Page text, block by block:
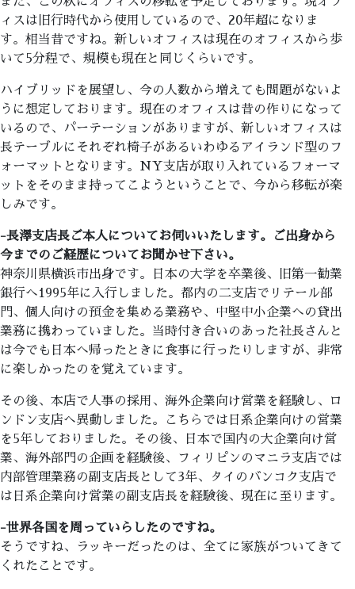
ィスは旧行時代から使用しているので、20年超になりま
す。相当昔ですね。新しいオフィスは現在のオフィスから歩
いて5分程で、規模も現在と同じくらいです。
ハイブリッドを展望し、今の人数から増えても問題がないよ
うに想定しております。現在のオフィスは昔の作りになって
いるので、パーテーションがありますが、新しいオフィスは
長テーブルにそれぞれ椅子があるいわゆるアイランド型のフ
ォーマットとなります。NY支店が取り入れているフォーマ
ットをそのまま持ってこようということで、今から移転が楽
しみです。
-長澤支店長ご本人についてお伺いいたします。ご出身から
今までのご経歴についてお聞かせ下さい。
神奈川県横浜市出身です。日本の大学を卒業後、旧第一勧業
銀行へ1995年に入行しました。都内の二支店でリテール部
門、個人向けの預金を集める業務や、中堅中小企業への貸出
業務に携わっていました。当時付き合いのあった社長さんと
は今でも日本へ帰ったときに食事に行ったりしますが、非常
に楽しかったのを覚えています。
その後、本店で人事の採用、海外企業向け営業を経験し、ロ
ンドン支店へ異動しました。こちらでは日系企業向けの営業
を5年しておりました。その後、日本で国内の大企業向け営
業、海外部門の企画を経験後、フィリピンのマニラ支店では
内部管理業務の副支店長として3年、タイのバンコク支店で
は日系企業向け営業の副支店長を経験後、現在に至ります。
-世界各国を周っていらしたのですね。
そうですね、ラッキーだったのは、全てに家族がついてきて
くれたことです。